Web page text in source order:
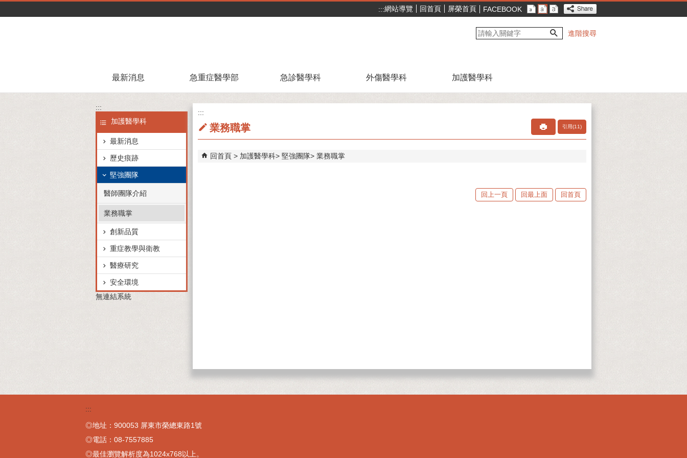
:::網站導覽 回首頁 屏榮首頁 FACEBOOK
進階搜尋
最新消息 急重症醫學部 急診醫學科 外傷醫學科 加護醫學科
:::
加護醫學科
最新消息
歷史痕跡
堅強團隊
醫師團隊介紹
業務職掌
創新品質
重症教學與衛教
醫療研究
安全環境
無連結系統
:::
業務職掌 引用(11)
回首頁 加護醫學科 堅強團隊 業務職掌
回上一頁 回最上面 回首頁
:::
◎地址：900053 屏東市榮總東路1號
◎電話：08-7557885
◎最佳瀏覽解析度為1024x768以上。